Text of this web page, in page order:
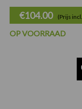
€104.00 (Prijs
OP VOORRAAD